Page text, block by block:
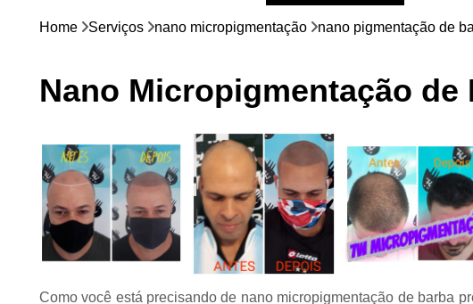
Preenchimento
Tratamento para
calvície
Home Serviços nano micropigmentação nano pigmentação de
Nano Micropigmentação de
Como você está precisando de nano micropigmentação de barba